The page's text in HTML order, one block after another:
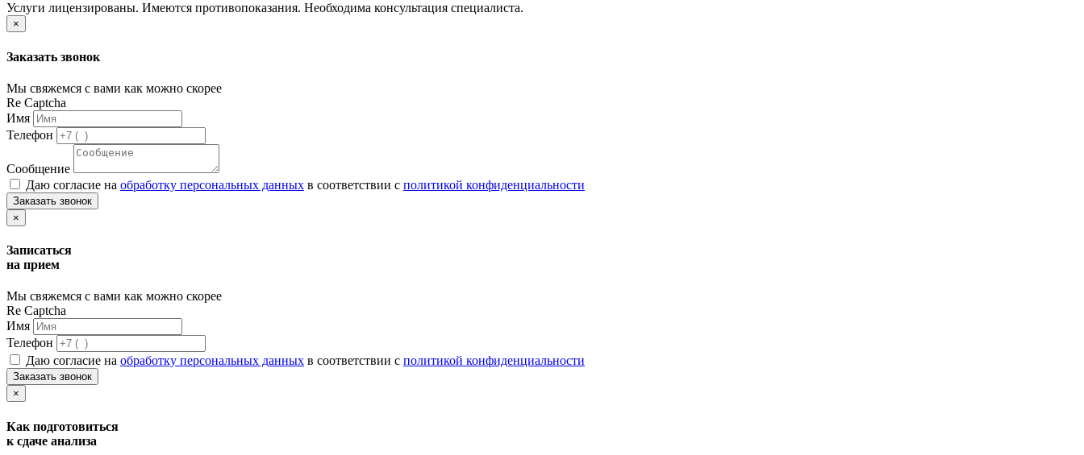
Услуги лицензированы. Имеются противопоказания. Необходима консультация специалиста.
×
Заказать звонок
Мы свяжемся с вами как можно скорее
Re Captcha
Имя
Телефон
Сообщение
Даю согласие на обработку персональных данных в соответствии с политикой конфиденциальности
Заказать звонок
×
Записаться
на прием
Мы свяжемся с вами как можно скорее
Re Captcha
Имя
Телефон
Даю согласие на обработку персональных данных в соответствии с политикой конфиденциальности
Заказать звонок
×
Как подготовиться
к сдаче анализа